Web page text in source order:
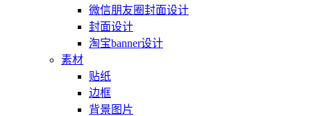
微信朋友圈封面设计
封面设计
淘宝banner设计
素材
贴纸
边框
背景图片